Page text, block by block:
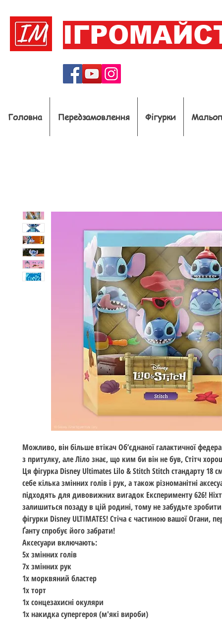
Головна Передзамовлення Фігурки
Можливо, він більше втікач Об’єднаної галактичної
з притулку, але Ліло знає, що ким би він не був, Стітч
Ця фігурка Disney Ultimates Lilo & Stitch Stitch стандарту 18
себе кілька змінних голів і рук, а також різноманітні
підходять для дивовижних вигадок Експерименту 626!
залишиться позаду в цій родині, тому не забудьте
фігурки Disney ULTIMATES! Стіча є частиною вашої Огани,
Ґанту спробує його забрати!
Аксесуари включають:
5x змінних голів
7x змінних рук
1x морквяний бластер
1x торт
1x сонцезахисні окуляри
1x накидка супергероя (м'які вироби)